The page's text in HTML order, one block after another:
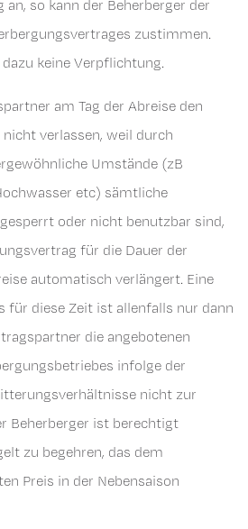
so kann der Beherberger der
zustimmen.
keine Verpflichtung.
am Tag der Abreise den
verlassen, weil durch
Umstände (zB
etc) sämtliche
oder nicht benutzbar sind,
für die Dauer der
automatisch verlängert. Eine
für diese Zeit ist allenfalls nur dann
die angebotenen
infolge der
nicht zur
Beherberger ist berechtigt
zu begehren, das dem
Preis in der Nebensaison